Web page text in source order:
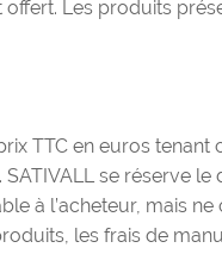
Les produits
TTC en euros
se réserve
à l’acheteur, mais
les frais de